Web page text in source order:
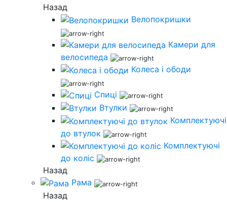
Назад
Велопокришки
Камери для
велосипеда
Колеса і ободи
Спиці
Втулки
Комплектуючі
до втулок
Комплектуючі
до коліс
Назад
Рама
Назад